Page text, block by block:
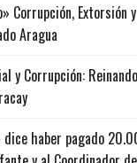
Corrupción, Extorsión
Aragua
y Corrupción:
dice haber pagado